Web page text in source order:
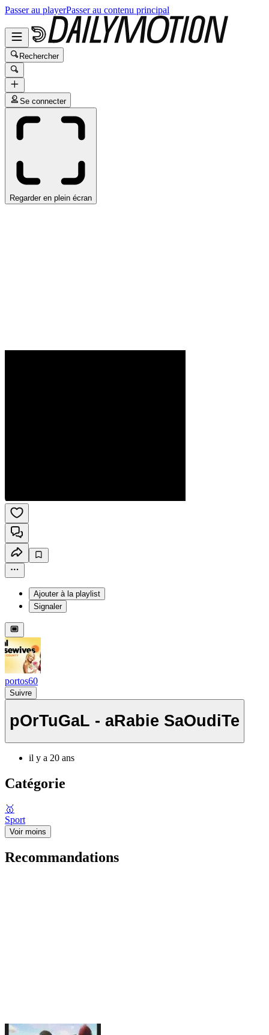
Passer au playerPasser au contenu principal
Rechercher
Se connecter
Regarder en plein écran
Ajouter à la playlist
Signaler
portos60
Suivre
pOrTuGaL - aRabie SaOudiTe
il y a 20 ans
Catégorie
🥇
Sport
Voir moins
Recommandations